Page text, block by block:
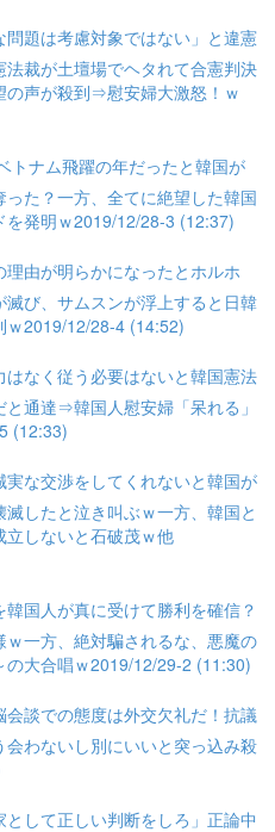
題は考慮対象ではない」と違憲
裁が土壇場でヘタれて合憲判決
の声が殺到⇒慰安婦大激怒！ｗ
トナム飛躍の年だったと韓国が
た？一方、全てに絶望した韓国
を発明ｗ2019/12/28-3 (12:37)
由が明らかになったとホルホ
び、サムスンが浮上すると日韓
ｗ2019/12/28-4 (14:52)
はなく従う必要はないと韓国憲法
通達⇒韓国人慰安婦「呆れる」
(12:33)
な交渉をしてくれないと韓国が
したと泣き叫ぶｗ一方、韓国と
しないと石破茂ｗ他
国人が真に受けて勝利を確信？
一方、絶対騙されるな、悪魔の
の大合唱ｗ2019/12/29-2 (11:30)
談での態度は外交欠礼だ！抗議
わないし別にいいと突っ込み殺
して正しい判断をしろ」正論中